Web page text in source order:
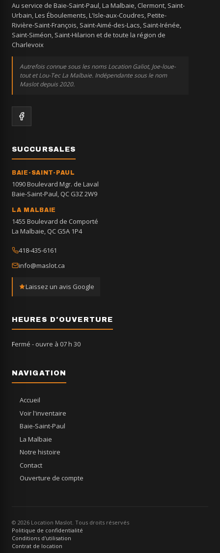
Au service de Baie-Saint-Paul, La Malbaie, Clermont, Saint-
Urbain, Les Éboulements, L'Isle-aux-Coudres, Petite-
Rivière-Saint-François, Saint-Aimé-des-Lacs, Saint-Irénée,
Saint-Siméon, Saint-Hilarion et de toute la région de
Charlevoix
Autrefois connue sous les noms Location Galiot, Joe-loue-
tout et Lou-Tec La Malbaie. Indépendante sous le nom
Maslot depuis 2020.
SUCCURSALES
BAIE-SAINT-PAUL
1090 Boulevard Mgr. de Laval
Baie-Saint-Paul, QC G3Z 2W9
LA MALBAIE
1455 Boulevard de Comporté
La Malbaie, QC G5A 1P4
418-435-6161
info@maslot.ca
Laissez un avis Google
HEURES D'OUVERTURE
Fermé - ouvre à 07 h 30
NAVIGATION
Accueil
Voir l'inventaire
Baie-Saint-Paul
La Malbaie
Notre histoire
Contact
Ouverture de compte
© 2026 Location Maslot. Tous droits réservés
Politique de confidentialité
Conditions d'utilisation
Contrat de location